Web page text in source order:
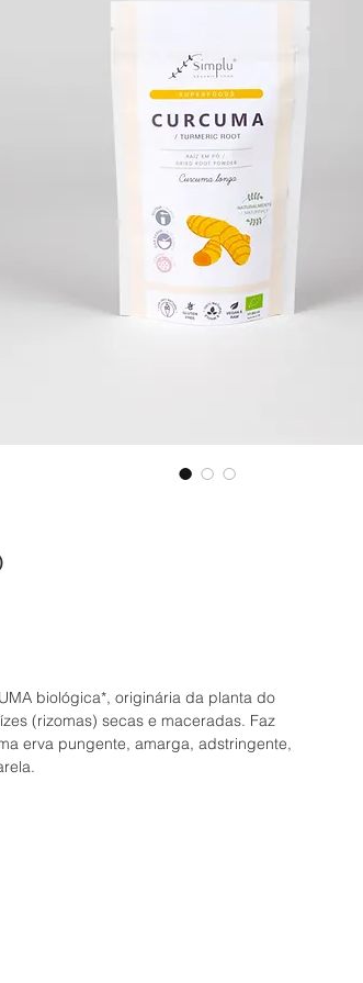
biológica*, originária da planta do
(rizomas) secas e maceradas. Faz
erva pungente, amarga, adstringente,